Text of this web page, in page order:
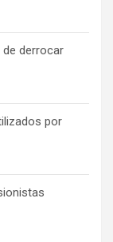
derrocar
por